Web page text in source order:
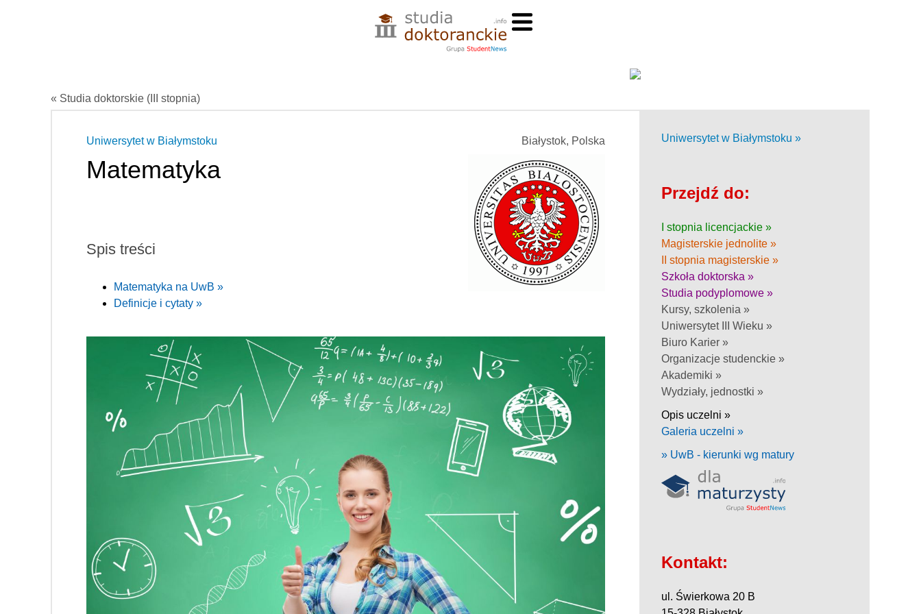
« Studia doktorskie (III stopnia)
Białystok, Polska
Uniwersytet w Białymstoku
Matematyka
Spis treści
Matematyka na UwB »
Definicje i cytaty »
Uniwersytet w Białymstoku »
Przejdź do:
I stopnia licencjackie »
Magisterskie jednolite »
II stopnia magisterskie »
Szkoła doktorska »
Studia podyplomowe »
Kursy, szkolenia »
Uniwersytet III Wieku »
Biuro Karier »
Organizacje studenckie »
Akademiki »
Wydziały, jednostki »
Opis uczelni »
Galeria uczelni »
» UwB - kierunki wg matury
Kontakt:
ul. Świerkowa 20 B